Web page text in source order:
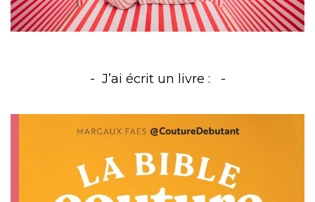
J’ai écrit un livre :